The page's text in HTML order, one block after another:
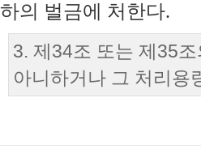
하의 벌금에 처한다.
3. 제34조 또는 제35
아니하거나 그 처리용